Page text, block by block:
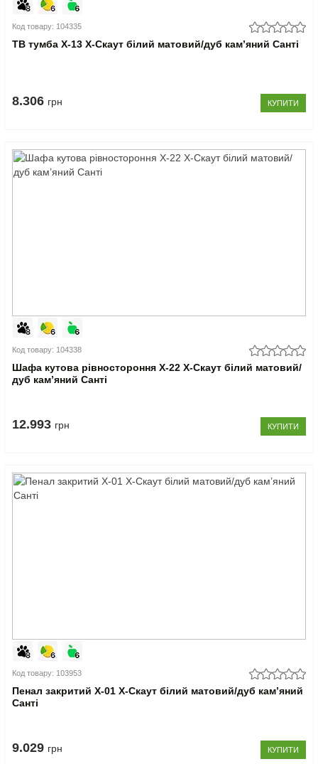
Код товару: 104335
ТВ тумба Х-13 X-Скаут білий матовий/дуб кам’яний Санті
8.306 грн КУПИТИ
Код товару: 104338
Шафа кутова рівностороння Х-22 X-Скаут білий матовий/
дуб кам’яний Санті
12.993 грн КУПИТИ
Код товару: 103953
Пенал закритий Х-01 X-Скаут білий матовий/дуб кам’яний
Санті
9.029 грн КУПИТИ